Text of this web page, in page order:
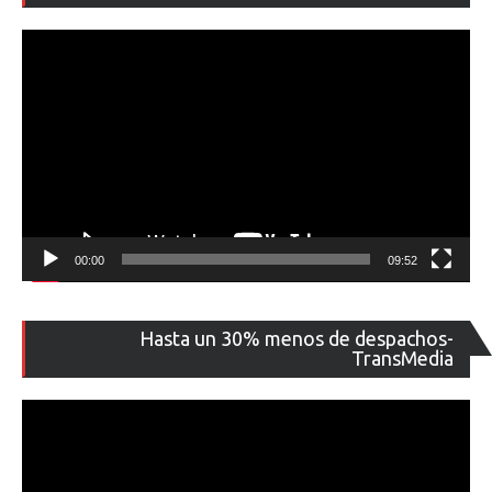
00:00 09:52
Hasta un 30% menos de despachos-
TransMedia
de